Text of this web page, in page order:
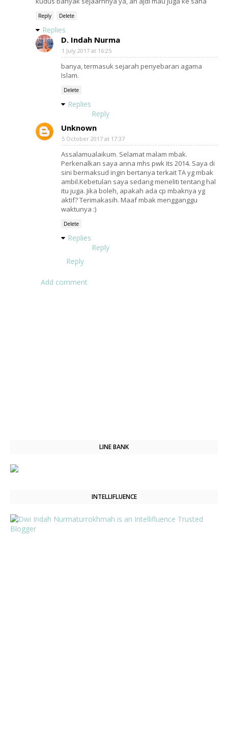
Reply Delete
Replies
D. Indah Nurma
1 July 2017 at 16:25
banya, termasuk sejarah penyebaran agama
Islam.
Delete
Replies
Reply
Unknown
5 October 2017 at 17:37
Assalamualaikum. Selamat malam mbak.
Perkenalkan saya anna mhs pwk its 2014. Saya di
sini bermaksud ingin bertanya terkait TA yg mbak
ambil.Kebetulan saya sedang meneliti tentang hal
itu juga. Jika boleh, apakah ada cp mbaknya yg
aktif? Terimakasih. Maaf mbak mengganggu
waktunya :)
Delete
Replies
Reply
Reply
Add comment
LINE BANK
INTELLIFLUENCE